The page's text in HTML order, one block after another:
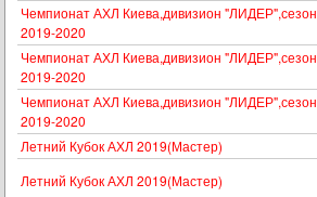
Чемпионат АХЛ Киева,дивизион "ЛИДЕР",сезон
2019-2020
Чемпионат АХЛ Киева,дивизион "ЛИДЕР",сезон
2019-2020
Чемпионат АХЛ Киева,дивизион "ЛИДЕР",сезон
2019-2020
Летний Кубок АХЛ 2019(Мастер)
Летний Кубок АХЛ 2019(Мастер)